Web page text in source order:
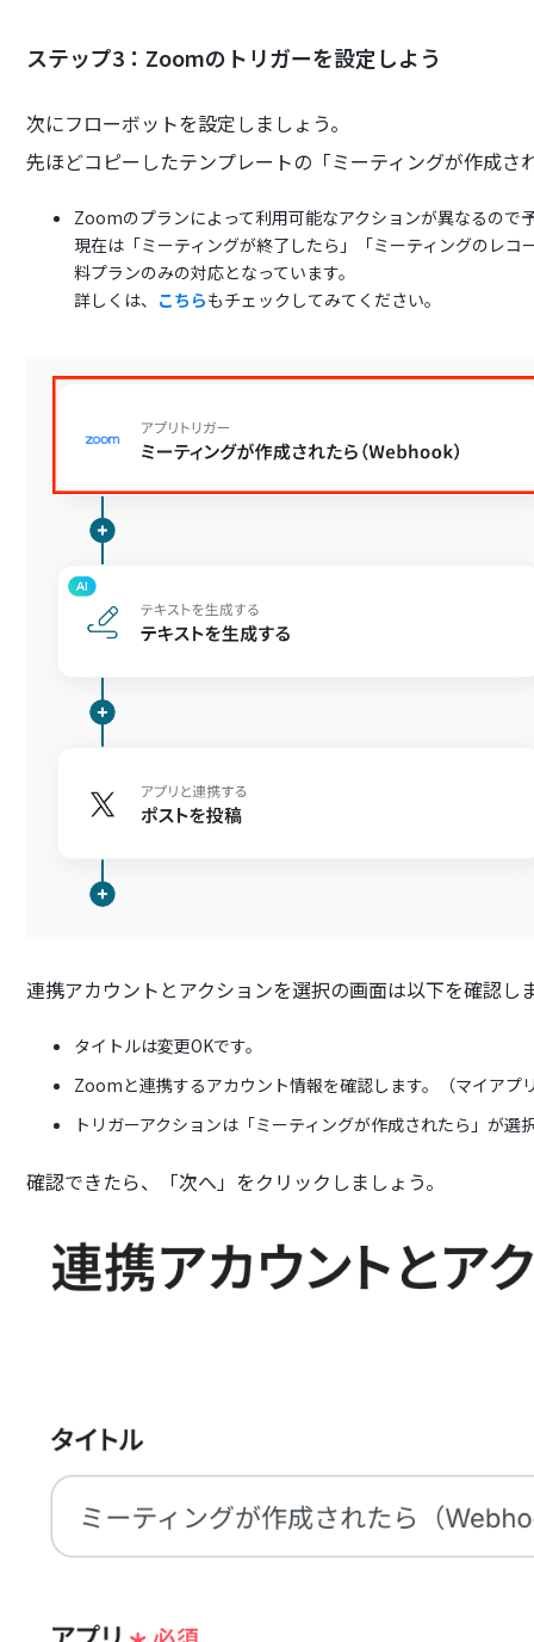
ステップ3：Zoomのトリガーを設定しよう
次にフローボットを設定しましょう。
先ほどコピーしたテンプレートの「ミーティングが作成さ
Zoomのプランによって利用可能なアクションが異なるので
現在は「ミーティングが終了したら」「ミーティングのレ
料プランのみの対応となっています。
詳しくは、 こちらもチェックしてみてください。
連携アカウントとアクションを選択の画面は以下を確認し
タイトルは変更OKです。
Zoomと連携するアカウント情報を確認します。（マイアプ
トリガーアクションは「ミーティングが作成されたら」が選
確認できたら、「次へ」をクリックしましょう。